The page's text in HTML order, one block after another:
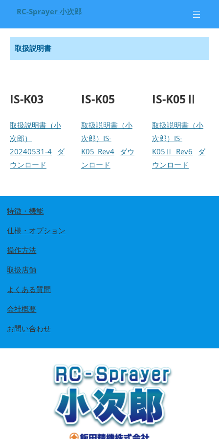
RC-Sprayer 小次郎
取扱説明書
IS-K03
取扱説明書（小
次郎）
20240531-4
ダ
ウンロード
IS-K05
取扱説明書（小
次郎）IS-
K05_Rev4
ダウ
ンロード
IS-K05Ⅱ
取扱説明書（小
次郎）IS-
K05Ⅱ_Rev6
ダ
ウンロード